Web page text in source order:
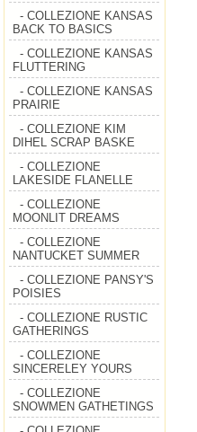
- COLLEZIONE KANSAS
BACK TO BASICS
- COLLEZIONE KANSAS
FLUTTERING
- COLLEZIONE KANSAS
PRAIRIE
- COLLEZIONE KIM
DIHEL SCRAP BASKE
- COLLEZIONE
LAKESIDE FLANELLE
- COLLEZIONE
MOONLIT DREAMS
- COLLEZIONE
NANTUCKET SUMMER
- COLLEZIONE PANSY'S
POISIES
- COLLEZIONE RUSTIC
GATHERINGS
- COLLEZIONE
SINCERELEY YOURS
- COLLEZIONE
SNOWMEN GATHETINGS